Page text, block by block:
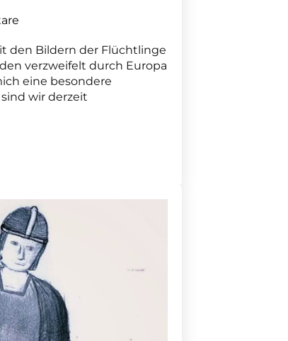
den Bildern der Flüchtlinge
verzweifelt durch Europa
eine besondere
wir derzeit